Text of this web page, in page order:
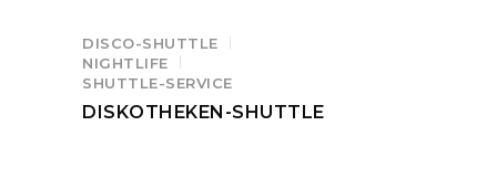
DISCO-SHUTTLE
NIGHTLIFE
SHUTTLE-SERVICE
DISKOTHEKEN-SHUTTLE